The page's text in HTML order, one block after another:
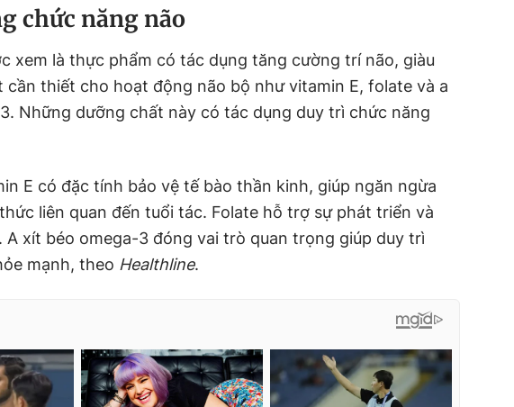
chức năng não
xem là thực phẩm có tác dụng tăng cường trí não, giàu
cần thiết cho hoạt động não bộ như vitamin E, folate và a
Những dưỡng chất này có tác dụng duy trì chức năng
E có đặc tính bảo vệ tế bào thần kinh, giúp ngăn ngừa
liên quan đến tuổi tác. Folate hỗ trợ sự phát triển và
A xít béo omega-3 đóng vai trò quan trọng giúp duy trì
mạnh, theo Healthline.